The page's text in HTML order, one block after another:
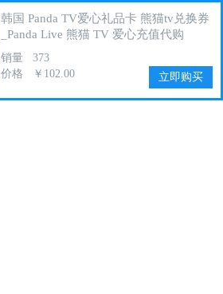
韩国 Panda TV爱心礼品卡 熊猫tv兑换券
_Panda Live 熊猫 TV 爱心充值代购
销量
373
价格
￥102.00 立即购买